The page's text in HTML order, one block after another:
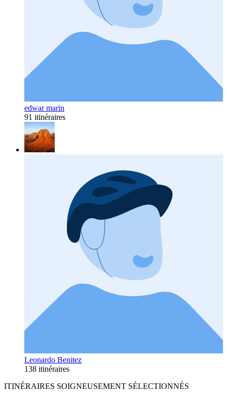
edwar marin
91 itinéraires
Leonardo Benitez
138 itinéraires
ITINÉRAIRES SOIGNEUSEMENT SÉLECTIONNÉS